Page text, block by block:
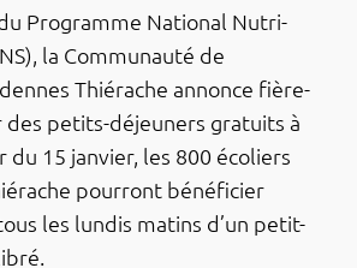
Programme Natio­­­nal Nutri­­­
la Commu­­­nauté de
Thié­­­rache annonce fière­­­
petits-déjeu­­­ners gratuits à
du 15 janvier, les 800 écoliers
pour­­­ront béné­­­fi­­­cier
les lundis matins d’un petit-